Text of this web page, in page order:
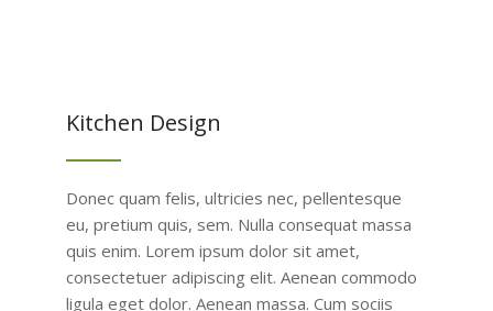
Kitchen Design
Donec quam felis, ultricies nec, pellentesque
eu, pretium quis, sem. Nulla consequat massa
quis enim. Lorem ipsum dolor sit amet,
consectetuer adipiscing elit. Aenean commodo
ligula eget dolor. Aenean massa. Cum sociis